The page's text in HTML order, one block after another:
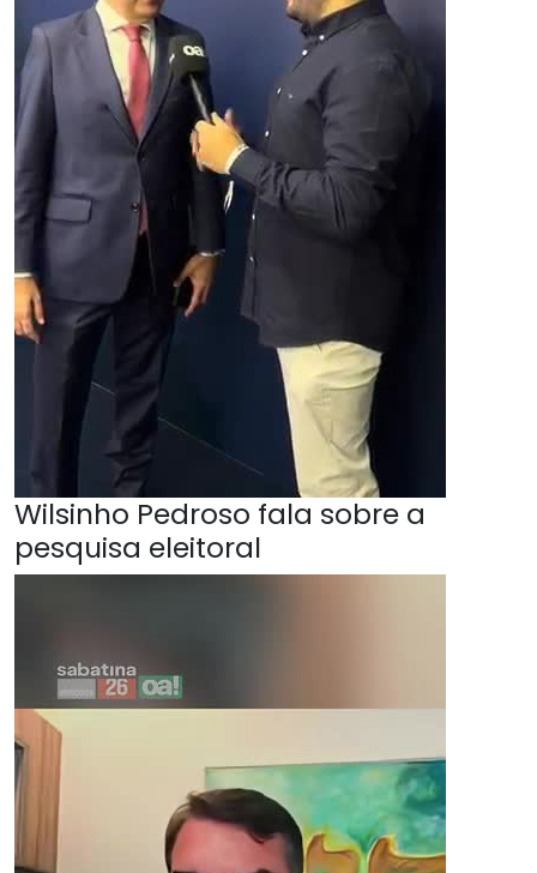
Wilsinho Pedroso fala sobre a
pesquisa eleitoral